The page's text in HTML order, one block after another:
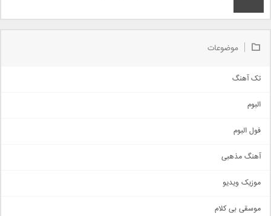
موضوعات
تک آهنگ
اجتماعی
حماسی
سنتی
اهنگ بندرعباسی
البوم
فول البوم
آهنگ مذهبی
موزیک ویدیو
موسقی بی کلام